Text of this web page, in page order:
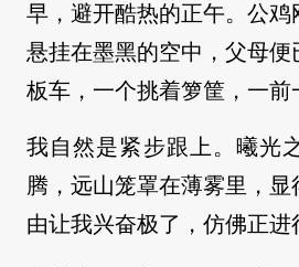
早，避开酷热的正午。公
悬挂在墨黑的空中，父母
板车，一个挑着箩筐，一前
我自然是紧步跟上。曦光
腾，远山笼罩在薄雾里，
由让我兴奋极了，仿佛正进